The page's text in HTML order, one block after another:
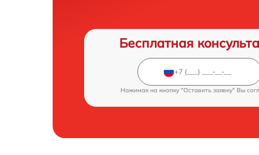
Бесплатная
Нажимая на кнопку "Оставить заявку" Вы